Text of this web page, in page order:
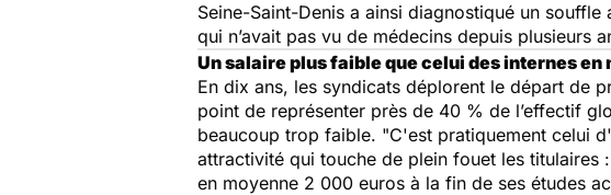
Seine-Saint-Denis a ainsi diagnostiqué un
qui n’avait pas vu de médecins depuis plusieurs
Un salaire plus faible que celui des internes en
En dix ans, les syndicats déplorent le départ de
point de représenter près de 40 % de l’effectif
beaucoup trop faible. "C'est pratiquement celui
attractivité qui touche de plein fouet les titulaires
en moyenne 2 000 euros à la fin de ses études